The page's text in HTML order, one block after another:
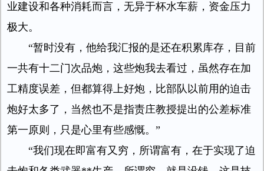
业建设和各种消耗而言，无异于杯水车薪，资金压力
极大。
“暂时没有，他给我汇报的是还在积累库存，目前
一共有十二门次品炮，这些炮我去看过，虽然存在加
工精度误差，但都算得上好炮，比部队以前用的迫击
炮好太多了，当然也不是指责庄教授提出的公差标准
第一原则，只是心里有些感慨。”
“我们现在即富有又穷，所谓富有，在于实现了迫